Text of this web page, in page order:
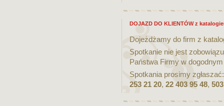
DOJAZD DO KLIENTÓW z
Dojeżdżamy do firm z
Spotkanie nie jest
Państwa Firmy w
Spotkania prosimy
253 21 20, 22 403 95 48,